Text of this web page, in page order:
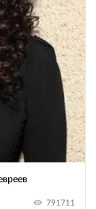
791711